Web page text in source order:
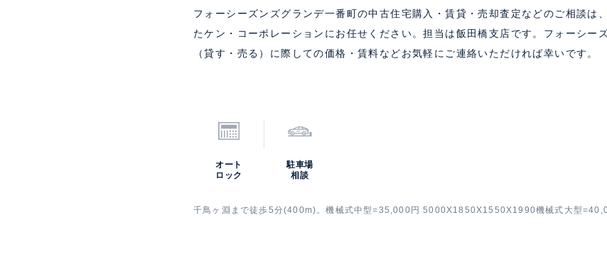
フォーシーズンズグランデ一番町の中古住宅購入・賃貸・売却査定などのご相談は
たケン・コーポレーションにお任せください。担当は飯田橋支店です。フォーシー
（貸す・売る）に際しての価格・賃料などお気軽にご連絡いただければ幸いです。
オート
ロック
駐車場
相談
千鳥ヶ淵まで徒歩5分(400m)。機械式中型=35,000円 5000X1850X1550X1990機械式大型